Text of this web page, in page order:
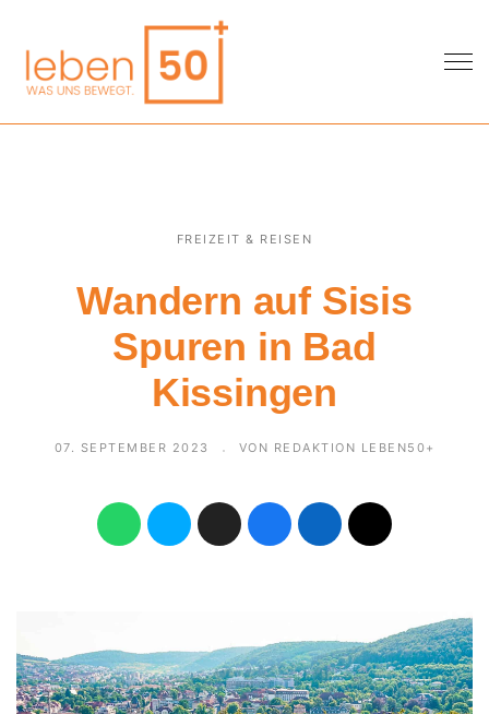
FREIZEIT & REISEN
Wandern auf Sisis
Spuren in Bad
Kissingen
07. SEPTEMBER 2023 VON REDAKTION LEBEN50+